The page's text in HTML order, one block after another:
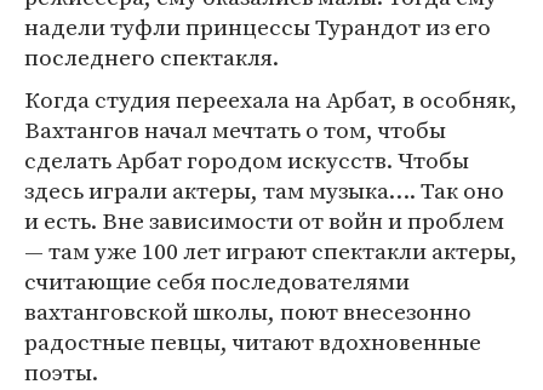
надели туфли принцессы Турандот из его
последнего спектакля.
Когда студия переехала на Арбат, в особняк,
Вахтангов начал мечтать о том, чтобы
сделать Арбат городом искусств. Чтобы
здесь играли актеры, там музыка…. Так оно
и есть. Вне зависимости от войн и проблем
— там уже 100 лет играют спектакли актеры,
считающие себя последователями
вахтанговской школы, поют внесезонно
радостные певцы, читают вдохновенные
поэты.